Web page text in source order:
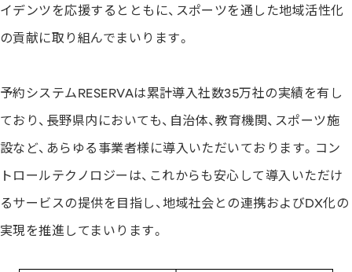
イデンツを応援するとともに、スポーツを通した地域活性化
の貢献に取り組んでまいります。
予約システムRESERVAは累計導入社数35万社の実績を有し
ており、長野県内においても、自治体、教育機関、スポーツ施
設など、あらゆる事業者様に導入いただいております。コン
トロールテクノロジーは、これからも安心して導入いただけ
るサービスの提供を目指し、地域社会との連携およびDX化の
実現を推進してまいります。